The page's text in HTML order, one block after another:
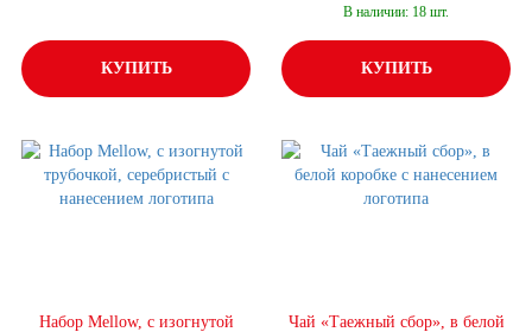
КУПИТЬ
В наличии: 18 шт.
КУПИТЬ
Набор Mellow, с изогнутой
Чай «Таежный сбор», в белой